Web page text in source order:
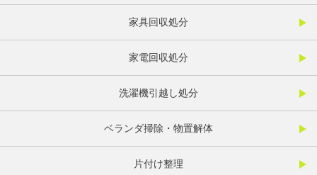
家具回収処分
家電回収処分
洗濯機引越し処分
ベランダ掃除・物置解体
片付け整理